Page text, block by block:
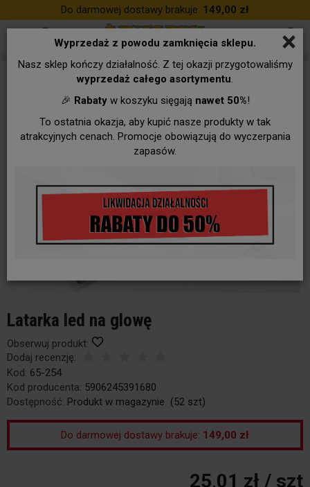
×
Wyprzedaż z powodu zamknięcia sklepu.
Nasz sklep kończy działalność. Z tej okazji przygotowaliśmy
wyprzedaż całego asortymentu.
🎉 Rabatyw koszyku sięgają nawet 50%!
To ostatnia okazja, aby kupić nasze produkty w tak
atrakcyjnych cenach. Promocje obowiązują do wyczerpania
zapasów.
Do darmowej dostawy brakuje: 149,00 zł
Latarka led na glowę
Obserwuj produkt:
Dodaj recenzję:
Kod: 65-254
Kod producenta: 5906245391680
Dostępność: Produkt w magazynie (52 szt)
Do darmowej dostawy brakuje: 149,00 zł
25,01 zł / szt